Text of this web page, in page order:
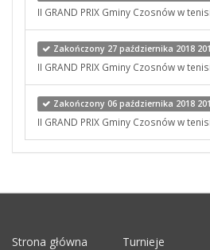
II GRAND PRIX Gminy Czosnów w
Zakończony 27 października 2018
II GRAND PRIX Gminy Czosnów w
Zakończony 06 października 2018
II GRAND PRIX Gminy Czosnów w
Strona główna Turnieje